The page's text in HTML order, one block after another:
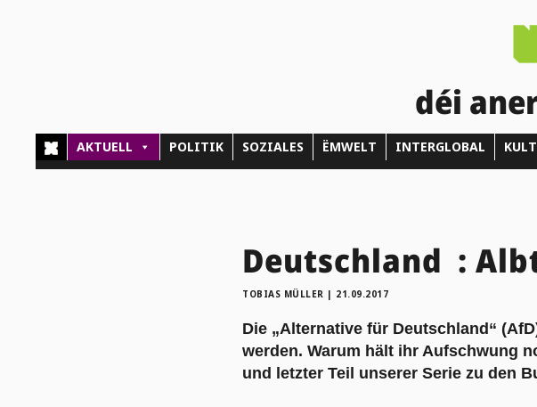
déi
AKTUELL POLITIK SOZIALES ËMWELT INTERGLOBAL
Deutschland :
TOBIAS MÜLLER | 21.09.2017
Die „Alternative für Deutschland“
werden. Warum hält ihr Aufschwung
und letzter Teil unserer Serie zu den